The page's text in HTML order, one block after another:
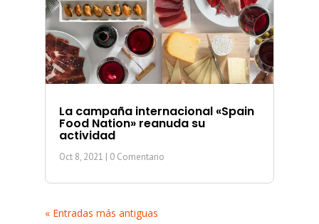
La campaña internacional «Spain
Food Nation» reanuda su
actividad
Oct 8, 2021 | 0 Comentario
« Entradas más antiguas